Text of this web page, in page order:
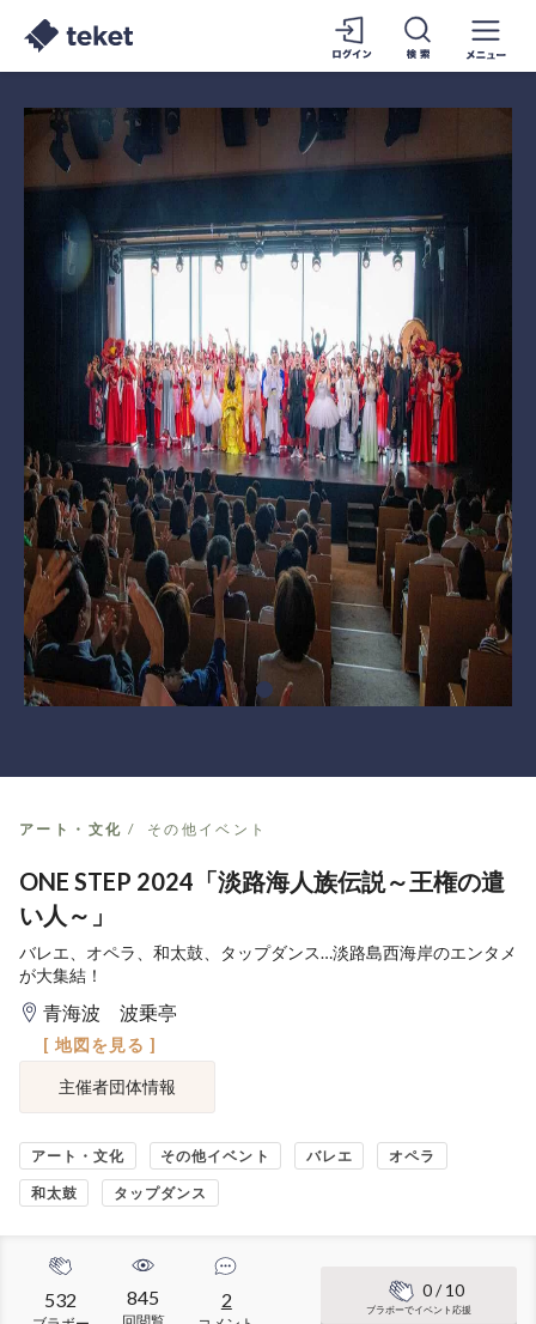
アート・文化 その他イベント
ONE STEP 2024「淡路海人族伝説～王権の遣
い人～」
バレエ、オペラ、和太鼓、タップダンス…淡路島西海岸のエンタメ
が大集結！
青海波 波乗亭
[ 地図を見る ]
主催者団体情報
アート・文化 その他イベント バレエ オペラ
和太鼓 タップダンス
532 845 2 0/ 10
ブラボーでイベント応援